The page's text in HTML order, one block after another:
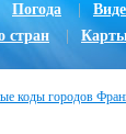
Погода |
стран
коды городов